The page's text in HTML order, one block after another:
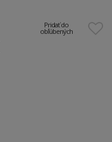
Pridať do
obľúbených